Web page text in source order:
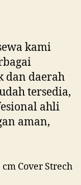
kami
dan daerah
tersedia,
ahli
aman,